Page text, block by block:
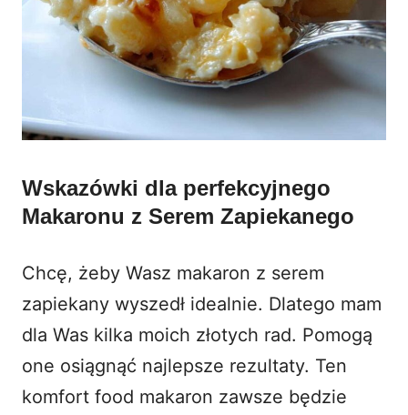
Wskazówki dla perfekcyjnego
Makaronu z Serem Zapiekanego
Chcę, żeby Wasz makaron z serem
zapiekany wyszedł idealnie. Dlatego mam
dla Was kilka moich złotych rad. Pomogą
one osiągnąć najlepsze rezultaty. Ten
komfort food makaron zawsze będzie